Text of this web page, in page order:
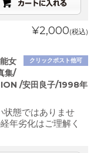
¥2,000(税込)
クリックポスト他可
女
集/
/安田良子/1998年
状態ではありませ
年劣化はご理解く